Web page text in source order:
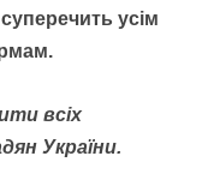
усім
всіх
України.